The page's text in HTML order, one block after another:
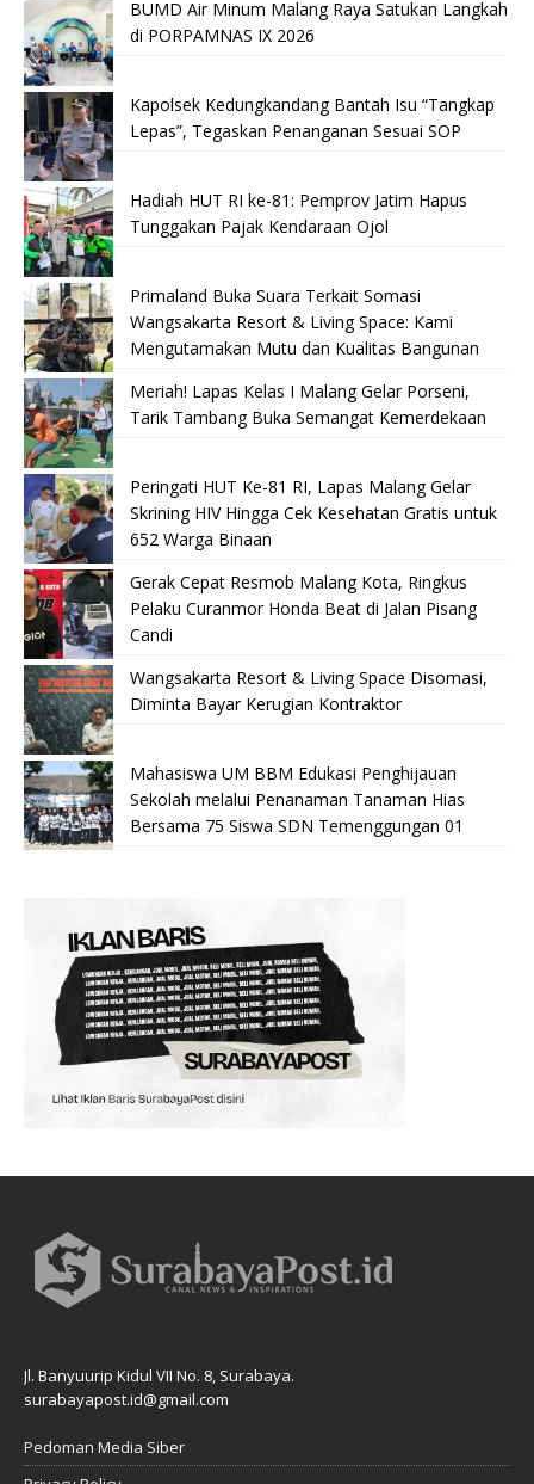
BUMD Air Minum Malang Raya Satukan Langkah
di PORPAMNAS IX 2026
Kapolsek Kedungkandang Bantah Isu “Tangkap
Lepas”, Tegaskan Penanganan Sesuai SOP
Hadiah HUT RI ke-81: Pemprov Jatim Hapus
Tunggakan Pajak Kendaraan Ojol
Primaland Buka Suara Terkait Somasi
Wangsakarta Resort & Living Space: Kami
Mengutamakan Mutu dan Kualitas Bangunan
Meriah! Lapas Kelas I Malang Gelar Porseni,
Tarik Tambang Buka Semangat Kemerdekaan
Peringati HUT Ke-81 RI, Lapas Malang Gelar
Skrining HIV Hingga Cek Kesehatan Gratis untuk
652 Warga Binaan
Gerak Cepat Resmob Malang Kota, Ringkus
Pelaku Curanmor Honda Beat di Jalan Pisang
Candi
Wangsakarta Resort & Living Space Disomasi,
Diminta Bayar Kerugian Kontraktor
Mahasiswa UM BBM Edukasi Penghijauan
Sekolah melalui Penanaman Tanaman Hias
Bersama 75 Siswa SDN Temenggungan 01
Jl. Banyuurip Kidul VII No. 8, Surabaya.
surabayapost.id@gmail.com
Pedoman Media Siber